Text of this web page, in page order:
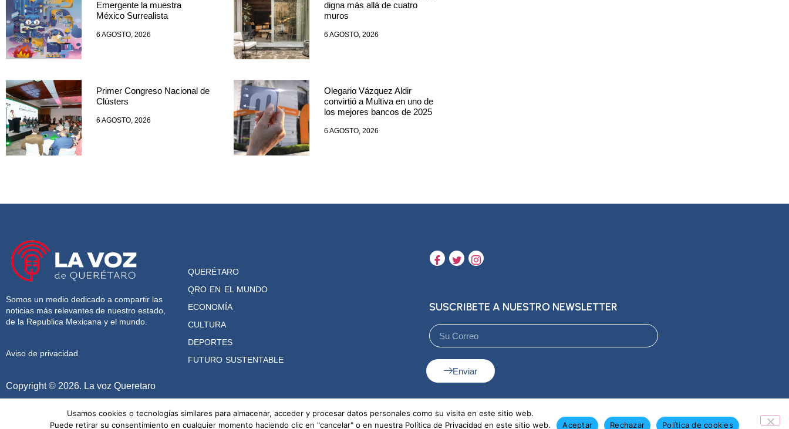
Emergente la muestra
México Surrealista
6 AGOSTO, 2026
digna más allá de cuatro
muros
6 AGOSTO, 2026
Primer Congreso Nacional de
Clústers
6 AGOSTO, 2026
Olegario Vázquez Aldir
convirtió a Multiva en uno de
los mejores bancos de 2025
6 AGOSTO, 2026
Somos un medio dedicado a compartir las
noticias más relevantes de nuestro estado,
de la Republica Mexicana y el mundo.
Aviso de privacidad
Copyright © 2026. La voz Queretaro
QUERÉTARO
QRO EN EL MUNDO
ECONOMÍA
CULTURA
DEPORTES
FUTURO SUSTENTABLE
SUSCRIBETE A NUESTRO NEWSLETTER
Enviar
Usamos cookies o tecnologías similares para almacenar, acceder y procesar datos personales como su visita en este sitio web.
Puede retirar su consentimiento en cualquier momento haciendo clic en "cancelar" o en nuestra Política de Privacidad en este sitio web.
Aceptar Rechazar Política de cookies